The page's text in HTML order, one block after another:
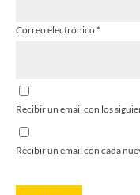
Correo electrónico*
Recibir un email con los
Recibir un email con cada